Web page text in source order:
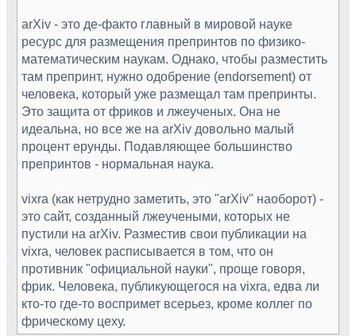
arXiv - это де-факто главный в мировой науке
ресурс для размещения препринтов по физико-
математическим наукам. Однако, чтобы разместить
там препринт, нужно одобрение (endorsement) от
человека, который уже размещал там препринты.
Это защита от фриков и лжеученых. Она не
идеальна, но все же на arXiv довольно малый
процент ерунды. Подавляющее большинство
препринтов - нормальная наука.
vixra (как нетрудно заметить, это "arXiv" наоборот) -
это сайт, созданный лжеучеными, которых не
пустили на arXiv. Разместив свои публикации на
vixra, человек расписывается в том, что он
противник "официальной науки", проще говоря,
фрик. Человека, публикующегося на vixra, едва ли
кто-то где-то воспримет всерьез, кроме коллег по
фрическому цеху.